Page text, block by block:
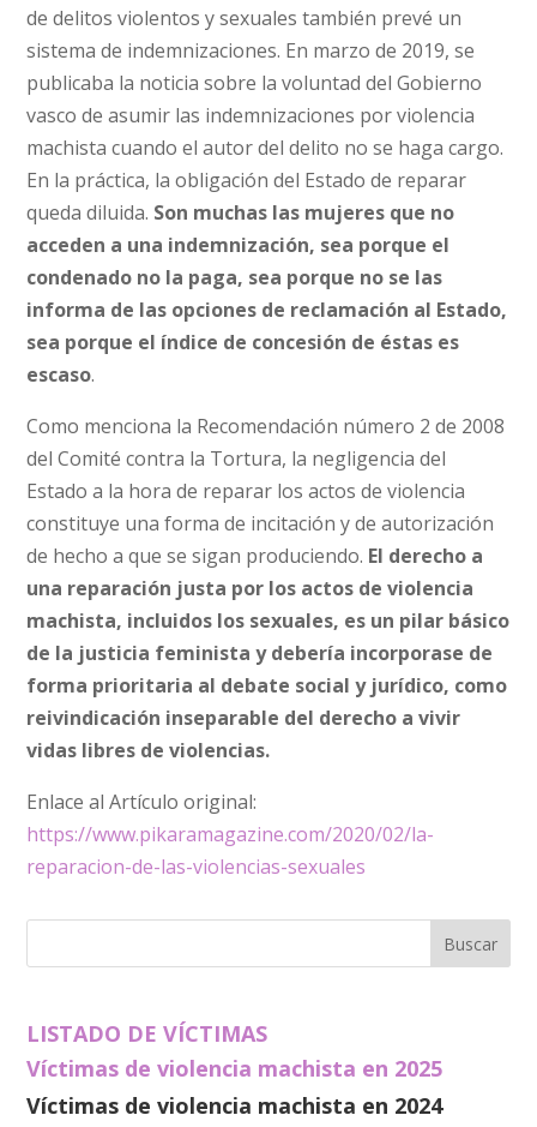
de delitos violentos y sexuales también prevé un
sistema de indemnizaciones. En marzo de 2019, se
publicaba la noticia sobre la voluntad del Gobierno
vasco de asumir las indemnizaciones por violencia
machista cuando el autor del delito no se haga cargo.
En la práctica, la obligación del Estado de reparar
queda diluida. Son muchas las mujeres que no
acceden a una indemnización, sea porque el
condenado no la paga, sea porque no se las
informa de las opciones de reclamación al Estado,
sea porque el índice de concesión de éstas es
escaso.
Como menciona la Recomendación número 2 de 2008
del Comité contra la Tortura, la negligencia del
Estado a la hora de reparar los actos de violencia
constituye una forma de incitación y de autorización
de hecho a que se sigan produciendo. El derecho a
una reparación justa por los actos de violencia
machista, incluidos los sexuales, es un pilar básico
de la justicia feminista y debería incorporase de
forma prioritaria al debate social y jurídico, como
reivindicación inseparable del derecho a vivir
vidas libres de violencias.
Enlace al Artículo original:
https://www.pikaramagazine.com/2020/02/la-
reparacion-de-las-violencias-sexuales
LISTADO DE VÍCTIMAS
Víctimas de violencia machista en 2025
Víctimas de violencia machista en 2024